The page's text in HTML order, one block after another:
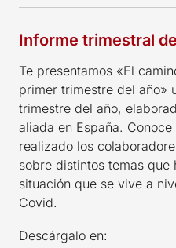
Informe trimestral
Te presentamos «El
primer trimestre del año»
trimestre del año,
aliada en España.
realizado los
sobre distintos temas
situación que se vive a
Covid.
Descárgalo en: